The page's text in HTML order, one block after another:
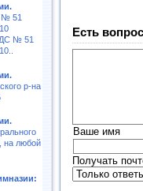
№ 51
ДС № 51
р-на
на любой
Есть
Ваше имя
Получать